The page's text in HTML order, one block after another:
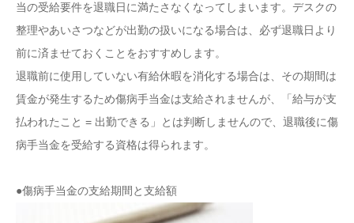
当の受給要件を退職日に満たさなくなってしまいます。デスクの
整理やあいさつなどが出勤の扱いになる場合は、必ず退職日より
前に済ませておくことをおすすめします。
退職前に使用していない有給休暇を消化する場合は、その期間は
賃金が発生するため傷病手当金は支給されませんが、「給与が支
払われたこと = 出勤できる」とは判断しませんので、退職後に傷
病手当金を受給する資格は得られます。
●傷病手当金の支給期間と支給額